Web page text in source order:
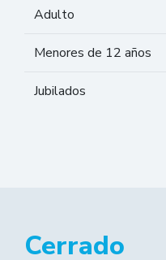
Adulto
Menores de 12 años
Jubilados
Cerrado